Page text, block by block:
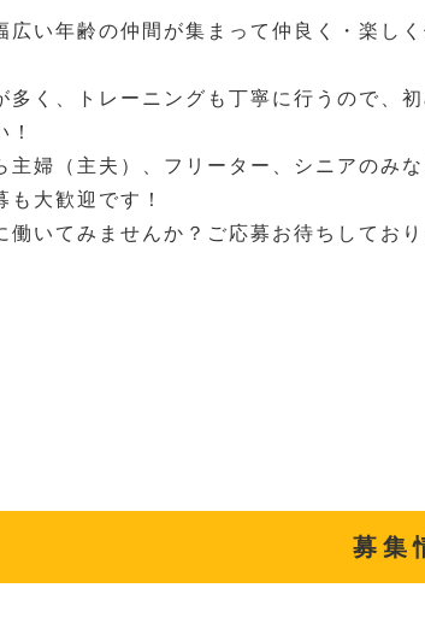
広い年齢の仲間が集まって仲良く・楽し
多く、トレーニングも丁寧に行うので、
主婦（主夫）、フリーター、シニアのみ
も大歓迎です！
働いてみませんか？ご応募お待ちしており
募集